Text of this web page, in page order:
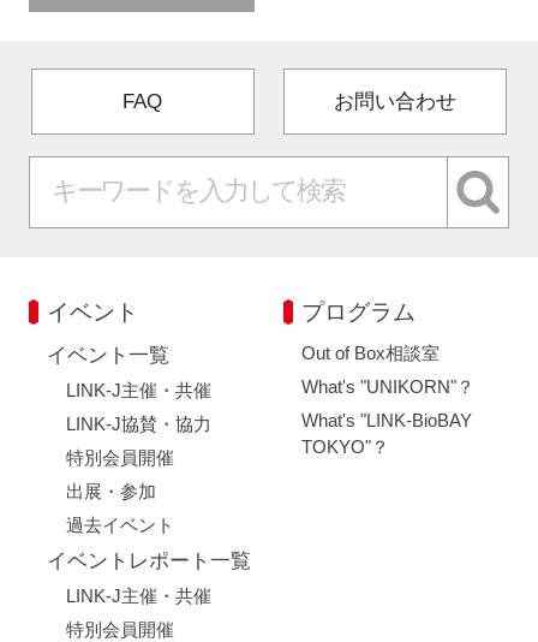
FAQ お問い合わせ
イベント
イベント一覧
LINK-J主催・共催
LINK-J協賛・協力
特別会員開催
出展・参加
過去イベント
イベントレポート一覧
LINK-J主催・共催
特別会員開催
プログラム
Out of Box相談室
What's "UNIKORN"？
What's "LINK-BioBAY
TOKYO"？